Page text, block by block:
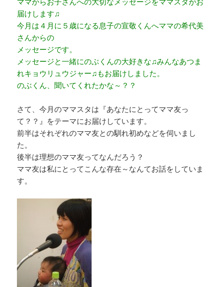
届けします♫
今月は４月に５歳になる息子の宣敬くんへママの希代美
さんからの
メッセージです。
メッセージと一緒にのぶくんの大好きな♫みんなあつま
れキョウリュウジャー♫もお届けしました。
のぶくん、聞いてくれたかな～？？
さて、今月のママスタは『あなたにとってママ友っ
て？？』をテーマにお届けしています。
前半はそれぞれのママ友との馴れ初めなどを伺いまし
た。
後半は理想のママ友ってなんだろう？
ママ友は私にとってこんな存在～なんてお話をしていま
す。